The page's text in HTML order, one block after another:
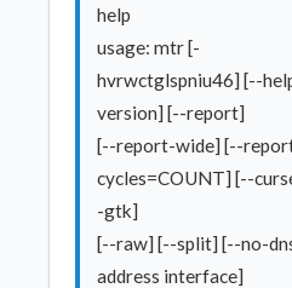
help
usage: mtr [-
hvrwctglspniu46] [--
version] [--report]
[--report-wide] [--
cycles=COUNT] [--
-gtk]
[--raw] [--split] [--no-
address interface]